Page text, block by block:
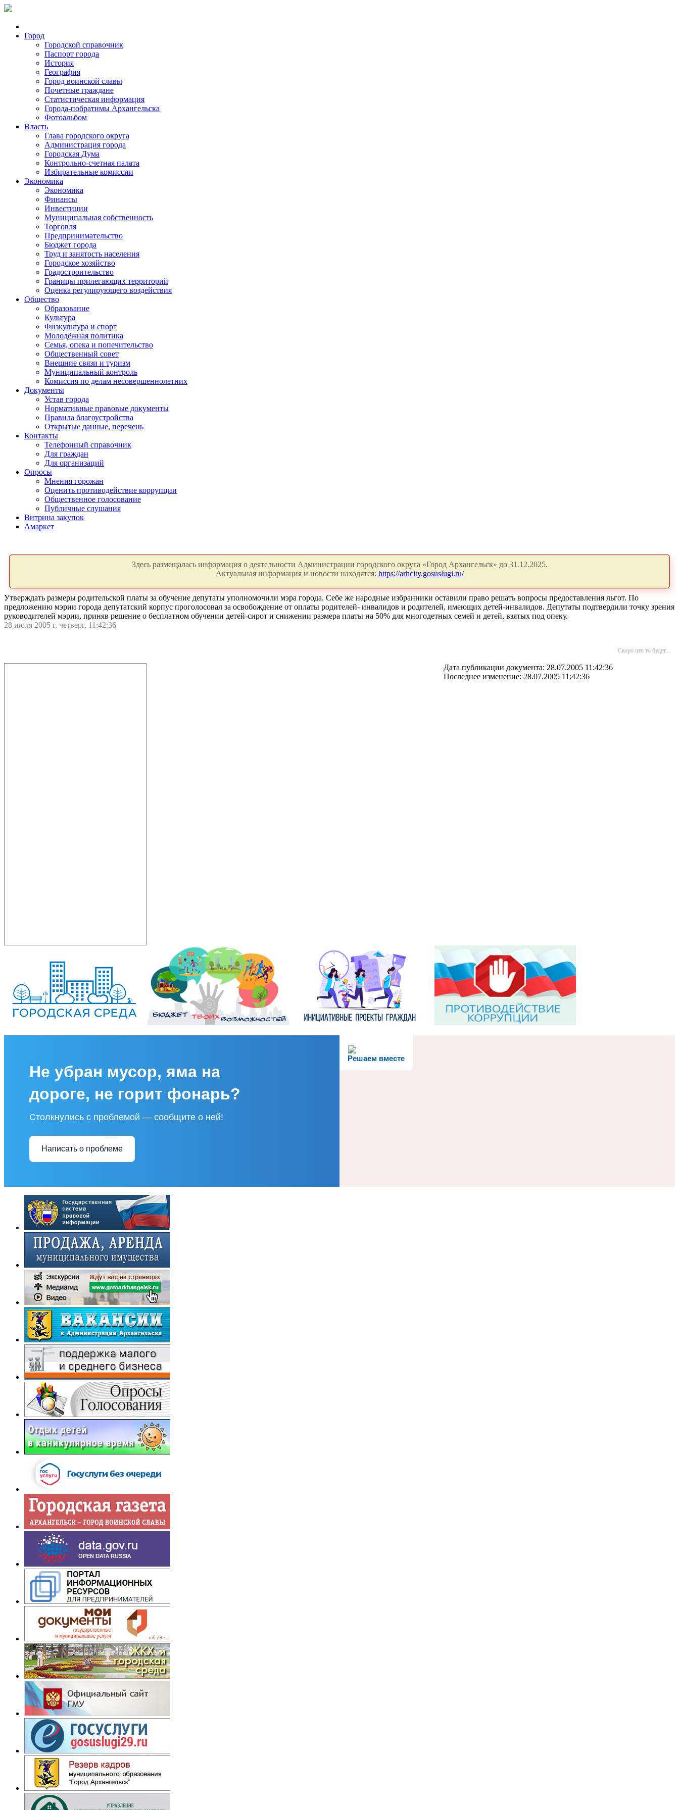
Город
Городской справочник
Паспорт города
История
География
Город воинской славы
Почетные граждане
Статистическая информация
Города-побратимы Архангельска
Фотоальбом
Власть
Глава городского округа
Администрация города
Городская Дума
Контрольно-счетная палата
Избирательные комиссии
Экономика
Экономика
Финансы
Инвестиции
Муниципальная собственность
Торговля
Предпринимательство
Бюджет города
Труд и занятость населения
Городское хозяйство
Градостроительство
Границы прилегающих территорий
Оценка регулирующего воздействия
Общество
Образование
Культура
Физкультура и спорт
Молодёжная политика
Семья, опека и попечительство
Общественный совет
Внешние связи и туризм
Муниципальный контроль
Комиссия по делам несовершеннолетних
Документы
Устав города
Нормативные правовые документы
Правила благоустройства
Открытые данные, перечень
Контакты
Телефонный справочник
Для граждан
Для организаций
Опросы
Мнения горожан
Оценить противодействие коррупции
Общественное голосование
Публичные слушания
Витрина закупок
Амаркет
Здесь размещалась информация о деятельности Администрации городского округа «Город Архангельск» до 31.12.2025.
Актуальная информация и новости находятся: https://arhcity.gosuslugi.ru/
Утверждать размеры родительской платы за обучение депутаты уполномочили мэра города. Себе же народные избранники оставили право решать вопросы предоставления льгот. По
предложению мэрии города депутатский корпус проголосовал за освобождение от оплаты родителей- инвалидов и родителей, имеющих детей-инвалидов. Депутаты подтвердили точку зрения
руководителей мэрии, приняв решение о бесплатном обучении детей-сирот и снижении размера платы на 50% для многодетных семей и детей, взятых под опеку.
28 июля 2005 г. четверг, 11:42:36
Скоро что то будет...
Дата публикации документа: 28.07.2005 11:42:36
Последнее изменение: 28.07.2005 11:42:36
Решаем вместе
Не убран мусор, яма на
дороге, не горит фонарь?
Столкнулись с проблемой — сообщите о ней!
Написать о проблеме